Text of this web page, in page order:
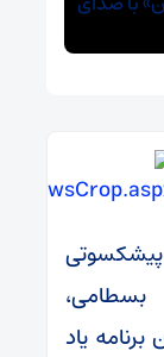
بسطامی،
یاد